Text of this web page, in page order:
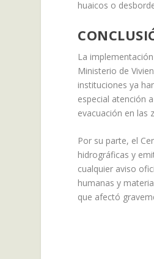
huaicos o
La
Ministerio de
instituciones ya
especial atención
evacuación en las
Por su parte, el
hidrográficas y
cualquier aviso
humanas y
que afectó